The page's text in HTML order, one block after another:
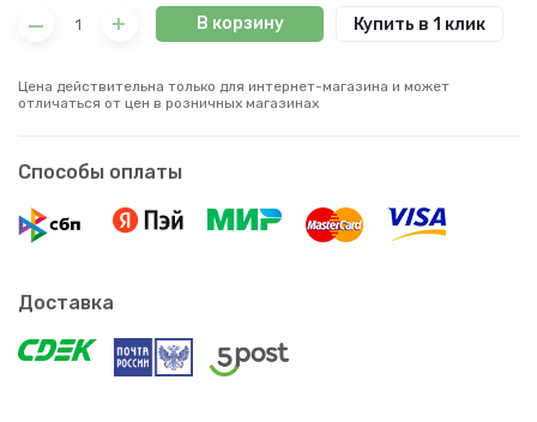
В корзину Купить в 1 клик
Цена действительна только для интернет-магазина и может
отличаться от цен в розничных магазинах
Способы оплаты
Доставка